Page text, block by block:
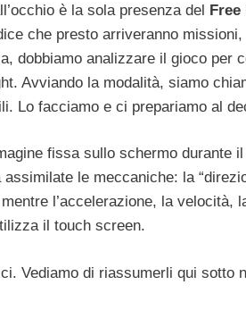
è la sola presenza del
che presto arriveranno
dobbiamo analizzare il gioco per
Avviando la modalità, siamo
Lo facciamo e ci prepariamo al
fissa sullo schermo durante
le meccaniche: la
l’accelerazione, la velocità,
il touch screen.
Vediamo di riassumerli qui sotto